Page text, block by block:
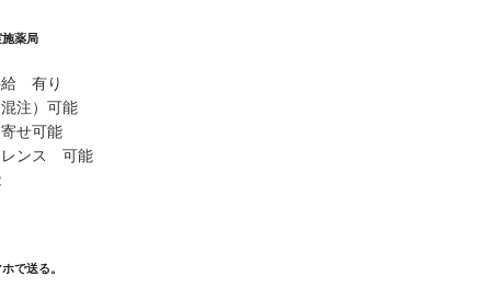
薬局
給 有り
注）可能
せ可能
レンス 可能
で送る。